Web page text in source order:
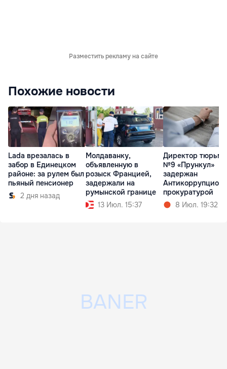
Разместить рекламу на сайте
Похожие новости
Lada врезалась в
забор в Единецком
районе: за рулем был
пьяный пенсионер
2 дня назад
Молдаванку,
объявленную в
розыск Францией,
задержали на
румынской границе
13 Июл. 15:37
Директор тюрьмы
№9 «Прункул»
задержан
прокуратурой
8 Июл. 19:32